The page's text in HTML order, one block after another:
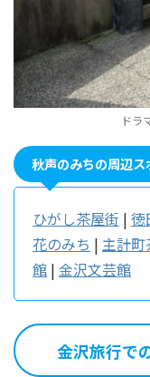
ドラ
秋声のみちの周辺ス
ひがし茶屋街 | 徳
花のみち | 主計町
館 | 金沢文芸館
金沢旅行で